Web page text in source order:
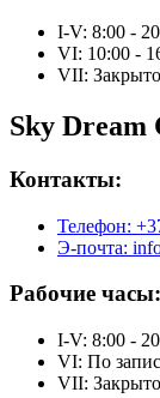
I-V: 8:00 -
VI: 10:00 -
VII: Закрыто
Sky Dream
Контакты:
Телефон:
Э-почта:
Рабочие часы:
I-V: 8:00 -
VI: По
VII: Закрыто